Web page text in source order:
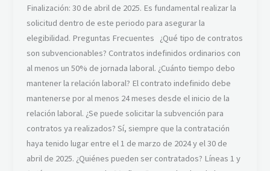
Finalización: 30 de abril de 2025. Es fundamental realizar la
solicitud dentro de este periodo para asegurar la
elegibilidad. Preguntas Frecuentes ¿Qué tipo de contratos
son subvencionables? Contratos indefinidos ordinarios con
al menos un 50% de jornada laboral. ¿Cuánto tiempo debo
mantener la relación laboral? El contrato indefinido debe
mantenerse por al menos 24 meses desde el inicio de la
relación laboral. ¿Se puede solicitar la subvención para
contratos ya realizados? Sí, siempre que la contratación
haya tenido lugar entre el 1 de marzo de 2024 y el 30 de
abril de 2025. ¿Quiénes pueden ser contratados? Líneas 1 y